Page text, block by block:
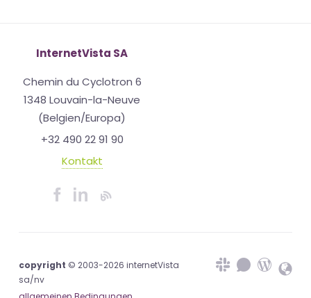
InternetVista SA
Chemin du Cyclotron 6
1348 Louvain-la-Neuve
(Belgien/Europa)
+32 490 22 91 90
Kontakt
copyright © 2003-2026 internetVista
sa/nv